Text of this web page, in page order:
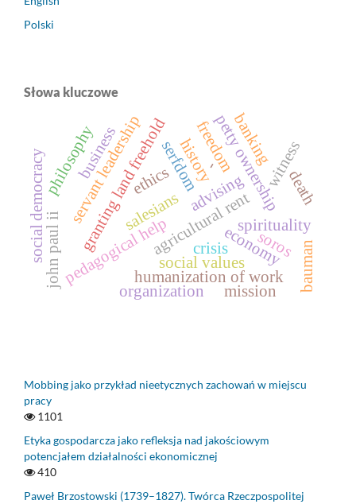
Polski
Słowa kluczowe
-
serfdom
agricultural rent
granting land freehold petty ownership
pedagogical help
ethics
john paul ii economy
salesians
social values
humanization of work
servant leadership advising
business
philosophy history
spirituality
organization
social democracy
freedom
mission
bankingwitnessdeath
crisis bauman
soros
Mobbing jako przykład nieetycznych zachowań w miejscu
pracy
1101
Etyka gospodarcza jako refleksja nad jakościowym
potencjałem działalności ekonomicznej
410
Paweł Brzostowski (1739–1827). Twórca Rzeczpospolitej